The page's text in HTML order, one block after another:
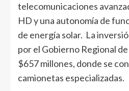
telecomunicaciones
HD y una autonomía de
de energía solar. La
por el Gobierno Regional
$657 millones, donde se
camionetas especializadas.